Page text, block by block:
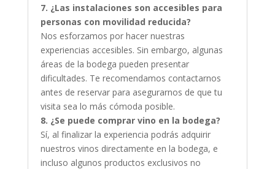
7. ¿Las instalaciones son accesibles para
personas con movilidad reducida?
Nos esforzamos por hacer nuestras
experiencias accesibles. Sin embargo, algunas
áreas de la bodega pueden presentar
dificultades. Te recomendamos contactarnos
antes de reservar para asegurarnos de que tu
visita sea lo más cómoda posible.
8. ¿Se puede comprar vino en la bodega?
Sí, al finalizar la experiencia podrás adquirir
nuestros vinos directamente en la bodega, e
incluso algunos productos exclusivos no